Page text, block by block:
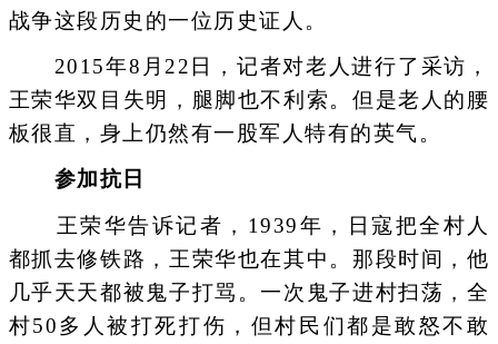
战争这段历史的一位历史证人。
2015年8月22日，记者对老人进行了采访，
王荣华双目失明，腿脚也不利索。但是老人的腰
板很直，身上仍然有一股军人特有的英气。
参加抗日
王荣华告诉记者，1939年，日寇把全村人
都抓去修铁路，王荣华也在其中。那段时间，他
几乎天天都被鬼子打骂。一次鬼子进村扫荡，全
村50多人被打死打伤，但村民们都是敢怒不敢